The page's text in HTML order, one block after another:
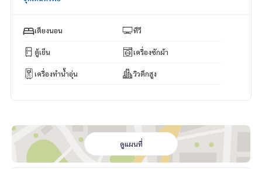
แอดมิน064-959-8900
perty.com
** รับฝาก ขาย-เช่า คอนโด บ้าน ที่ดิน และอสังหาริมทรัพย์ทุกชนิ
เตียงนอน ทีวี
ตู้เย็น เครื่องซักผ้า
เครื่องทำน้ำอุ่น วิวตึกสูง
ดูแผนที่